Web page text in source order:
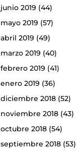
junio 2019 (44)
mayo 2019 (57)
abril 2019 (49)
marzo 2019 (40)
febrero 2019 (41)
enero 2019 (36)
diciembre 2018(52)
noviembre 2018(43)
octubre 2018(54)
septiembre 2018(53)